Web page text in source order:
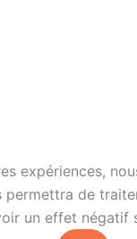
expériences,
permettra de
un effet